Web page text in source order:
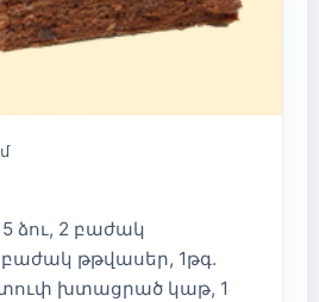
ձու, 2 բաժակ
թթվասեր, 1թգ.
տուփ խտացրած կաթ, 1